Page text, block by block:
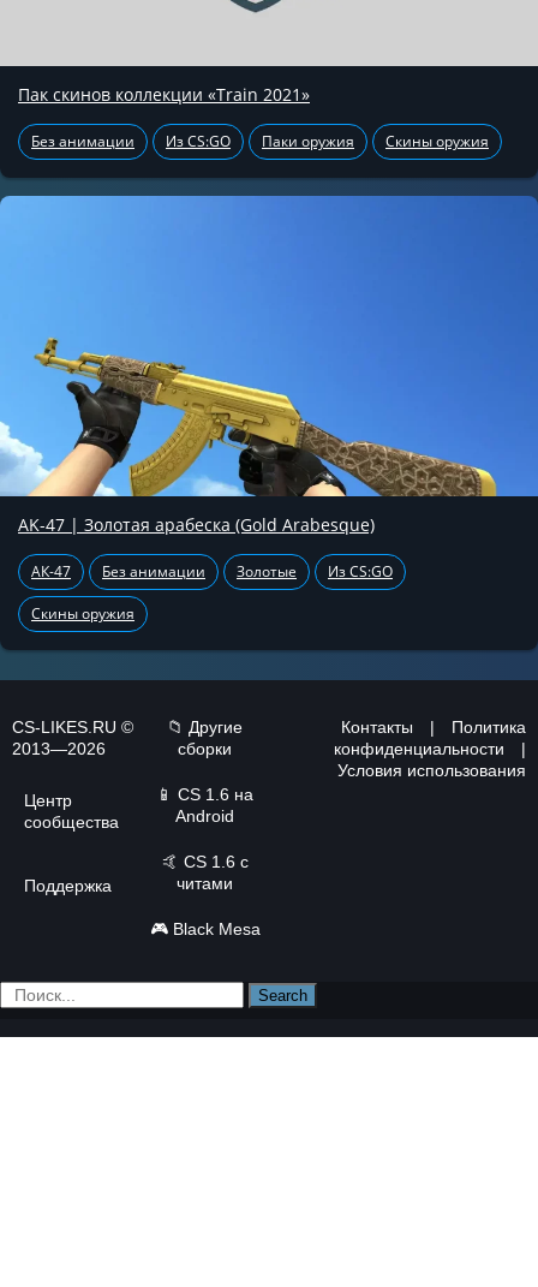
Пак скинов коллекции «Train 2021»
Без анимации Из CS:GO Паки оружия Скины оружия
AK-47 | Золотая арабеска (Gold Arabesque)
АК-47 Без анимации Золотые Из CS:GO
Скины оружия
CS-LIKES.RU ©
2013—2026
Центр
сообщества
Поддержка
📁 Другие
сборки
📱 CS 1.6 на
Android
🤙 CS 1.6 с
читами
🎮 Black Mesa
Контакты |
Политика
конфиденциальности
|
Условия использования
Search